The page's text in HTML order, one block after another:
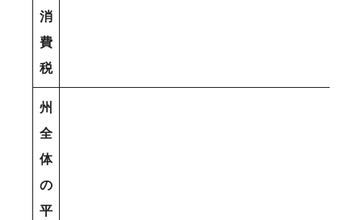
消
費
税
州
全
体
の
平